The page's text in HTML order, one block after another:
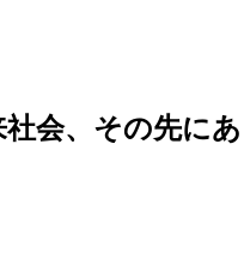
会、その先にあ